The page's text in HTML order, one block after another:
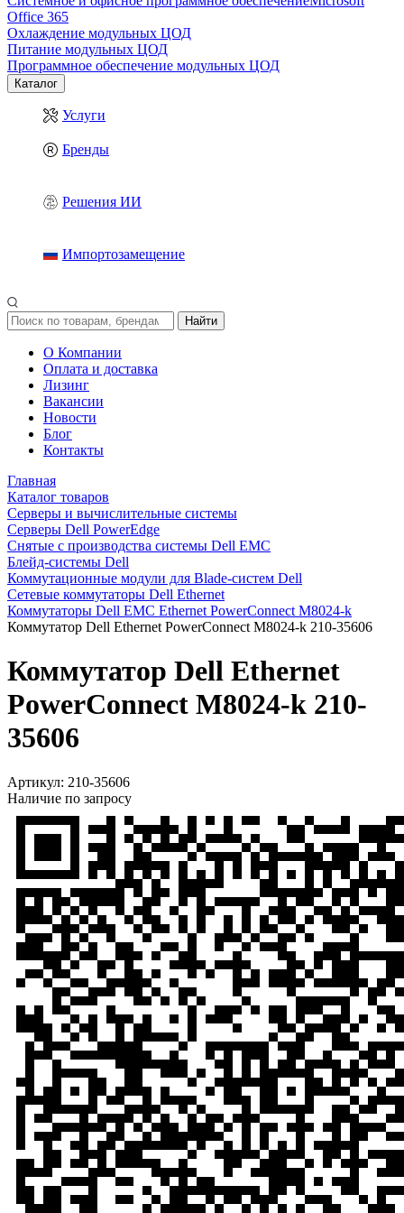
Office 365
Охлаждение модульных ЦОД
Питание модульных ЦОД
Программное обеспечение модульных ЦОД
Каталог
Услуги
Бренды
Решения ИИ
Импортозамещение
Найти
О Компании
Оплата и доставка
Лизинг
Вакансии
Новости
Блог
Контакты
Главная
Каталог товаров
Серверы и вычислительные системы
Серверы Dell PowerEdge
Снятые с производства системы Dell EMC
Блейд-системы Dell
Коммутационные модули для Blade-систем Dell
Сетевые коммутаторы Dell Ethernet
Коммутаторы Dell EMC Ethernet PowerConnect M8024-k
Коммутатор Dell Ethernet PowerConnect M8024-k 210-35606
Коммутатор Dell Ethernet
PowerConnect M8024-k 210-
35606
Артикул: 210-35606
Наличие по запросу